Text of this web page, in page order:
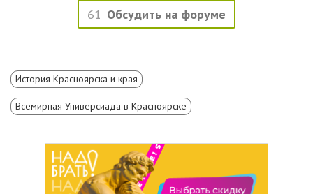
61 Обсудить на форуме
История Красноярска и края
Всемирная Универсиада в Красноярске